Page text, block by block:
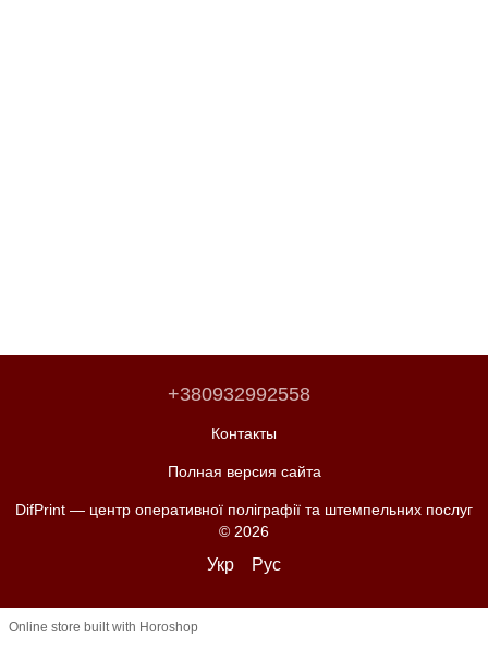
+380932992558
Контакты
Полная версия сайта
DifPrint — центр оперативної поліграфії та штемпельних послуг
© 2026
Укр Рус
Online store built with Horoshop